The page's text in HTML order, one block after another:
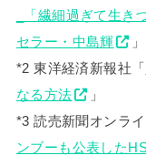
_「繊細過ぎて生き
セラー・中島輝
」
*2 東洋経済新報社「
なる方法
」
*3 読売新聞オンライ
ンブーも公表した